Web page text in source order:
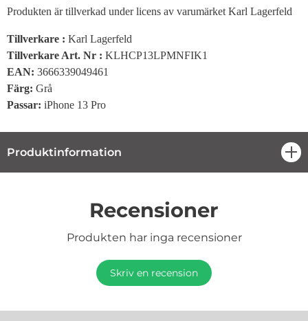
Produkten är tillverkad under licens av varumärket Karl Lagerfeld
Tillverkare : Karl Lagerfeld
Tillverkare Art. Nr : KLHCP13LPMNFIK1
EAN: 3666339049461
Färg: Grå
Passar: iPhone 13 Pro
Produktinformation
Recensioner
Produkten har inga recensioner
Skriv en recension